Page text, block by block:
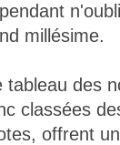
millésime.
tableau des
classées
offrent